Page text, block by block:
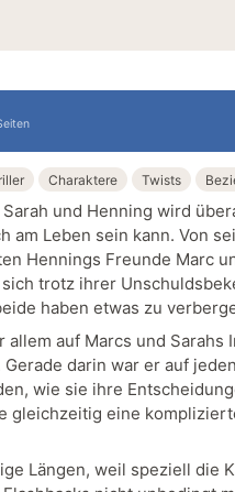
Charaktere Twists
und Henning wird
am Leben sein kann. Von
Hennings Freunde Marc
trotz ihrer
haben etwas zu
auf Marcs und Sarahs
darin war er auf
wie sie ihre
gleichzeitig eine
Längen, weil speziell die